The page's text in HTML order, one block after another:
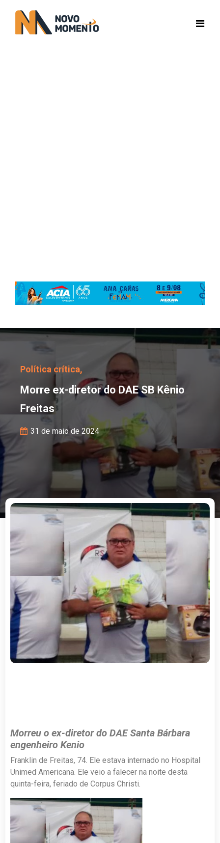
Morre ex-diretor do
Política crítica,
Morre ex-diretor do DAE SB Kênio
Freitas
31 de maio de 2024
Morreu o ex-diretor do DAE Santa Bárbara
engenheiro Kenio
Franklin de Freitas, 74. Ele estava internado no Hospital
Unimed Americana. Ele veio a falecer na noite desta
quinta-feira, feriado de Corpus Christi.